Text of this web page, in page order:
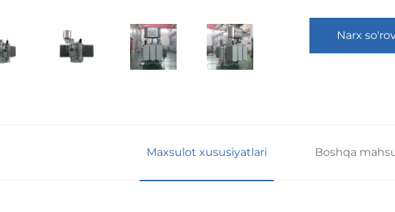
Narx
Maxsulot xususiyatlari Boshqa